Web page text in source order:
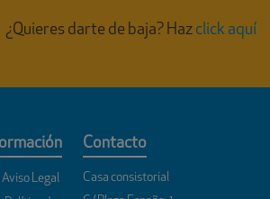
¿Quieres darte de baja? Haz click aquí
Aviso Legal
Contacto
Casa consistorial